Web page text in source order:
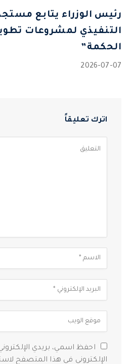
رئيس الوزراء يتابع
التنفيذي لمشروعات
الحكمة”
2026-07-07
اترك تعليقاً
احفظ اسمي، بريدي
الإلكتروني في هذا المتصفح